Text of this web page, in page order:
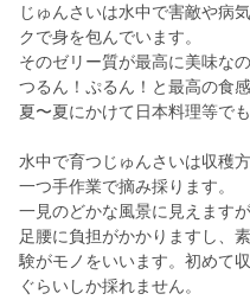
じゅんさいは水中で害敵や病
クで身を包んでいます。
そのゼリー質が最高に美味な
つるん！ぷるん！と最高の食
夏〜夏にかけて日本料理等で
水中で育つじゅんさいは収穫
一つ手作業で摘み採ります。
一見のどかな風景に見えます
足腰に負担がかかりますし、
験がモノをいいます。初めて
ぐらいしか採れません。